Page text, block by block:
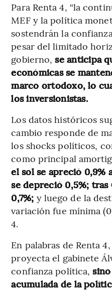
Para Renta 4, “la
MEF y la política
sostendrán la
pesar del limitado
gobierno,se anticipa
económicas se
marco ortodoxo, lo
los inversionistas.
Los datos históricos
cambio responde de
los shocks políticos,
como principal
el sol se apreció 0,9%
se depreció 0,5%;
0,7%; y luego de la
variación fue mínima
4.
En palabras de Renta
proyecta el gabinete
confianza política,
acumulada de la